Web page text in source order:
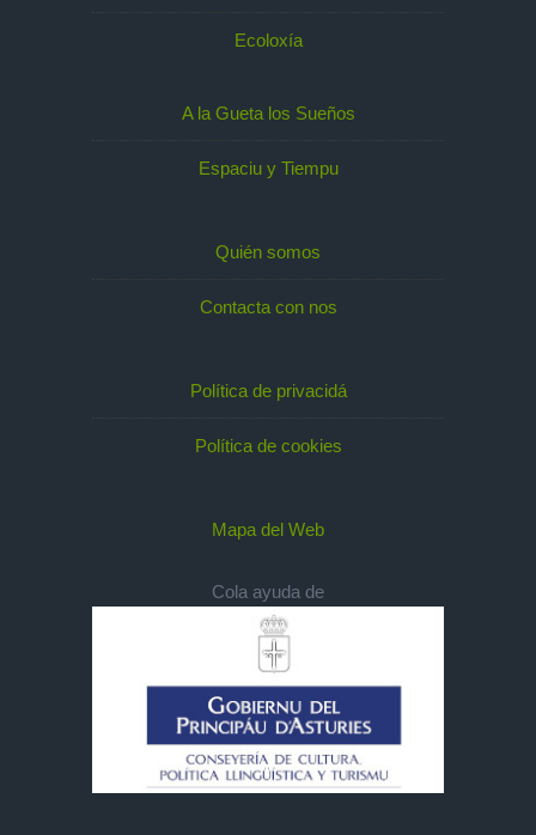
Ecoloxía
A la Gueta los Sueños
Espaciu y Tiempu
Quién somos
Contacta con nos
Política de privacidá
Política de cookies
Mapa del Web
Cola ayuda de